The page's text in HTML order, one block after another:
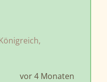
vor 4 Monaten